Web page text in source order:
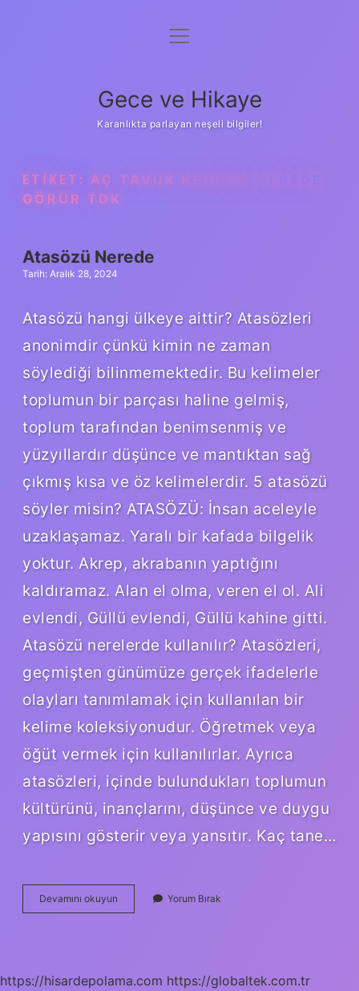
Anasayfa
Yasal Uyarı
menüyü
Gece ve Hikaye
Karanlıkta parlayan neşeli bilgiler!
ETIKET: AÇ TAVUK KENDINI NEREDE
GÖRÜR TDK
Atasözü Nerede
Tarih: Aralık 28, 2024
Atasözü hangi ülkeye aittir? Atasözleri
anonimdir çünkü kimin ne zaman
söylediği bilinmemektedir. Bu kelimeler
toplumun bir parçası haline gelmiş,
toplum tarafından benimsenmiş ve
yüzyıllardır düşünce ve mantıktan sağ
çıkmış kısa ve öz kelimelerdir. 5 atasözü
söyler misin? ATASÖZÜ: İnsan aceleyle
uzaklaşamaz. Yaralı bir kafada bilgelik
yoktur. Akrep, akrabanın yaptığını
kaldıramaz. Alan el olma, veren el ol. Ali
evlendi, Güllü evlendi, Güllü kahine gitti.
Atasözü nerelerde kullanılır? Atasözleri,
geçmişten günümüze gerçek ifadelerle
olayları tanımlamak için kullanılan bir
kelime koleksiyonudur. Öğretmek veya
öğüt vermek için kullanılırlar. Ayrıca
atasözleri, içinde bulundukları toplumun
kültürünü, inançlarını, düşünce ve duygu
yapısını gösterir veya yansıtır. Kaç tane…
Devamını okuyun Atasözü
Nerede
Yorum Bırak
https://hisardepolama.com https://globaltek.com.tr